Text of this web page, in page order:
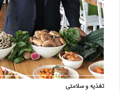
تغذیه و سلامتی